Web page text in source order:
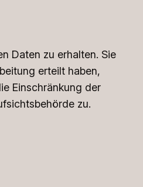
Daten zu erhalten. Sie
erteilt haben,
Einschränkung der
zu.